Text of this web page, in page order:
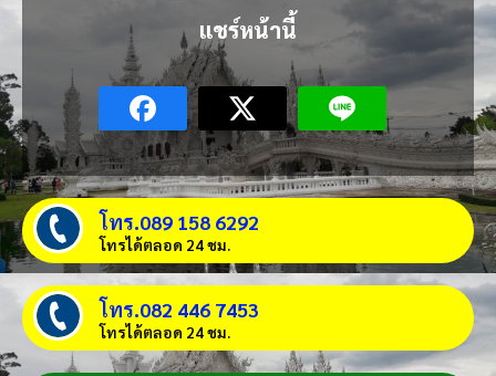
แชร์หน้านี้
โทร.089 158 6292
โทรได้ตลอด 24 ชม.
โทร.082 446 7453
โทรได้ตลอด 24 ชม.